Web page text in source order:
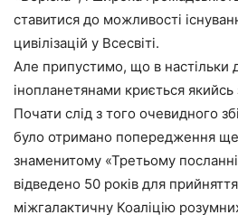
ставитися до можливості
цивілізацій у Всесвіті.
Але припустимо, що в настільки
інопланетянами криється
Почати слід з того очевидного
було отримано попередження ще
знаменитому «Третьому
відведено 50 років для
міжгалактичну Коаліцію